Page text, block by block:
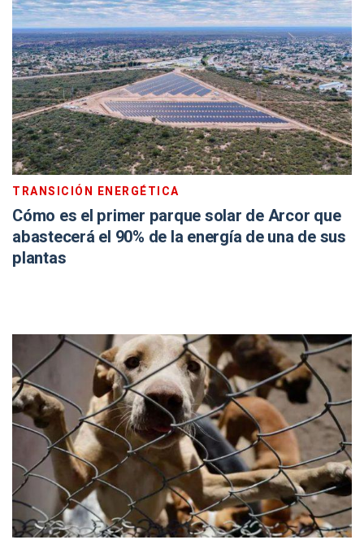
TRANSICIÓN ENERGÉTICA
Cómo es el primer parque solar de Arcor que
abastecerá el 90% de la energía de una de sus
plantas